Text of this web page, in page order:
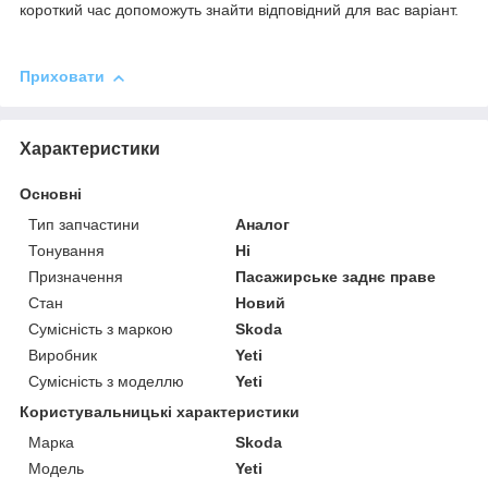
короткий час допоможуть знайти відповідний для вас варіант.
Приховати
Характеристики
Основні
Тип запчастини
Аналог
Тонування
Ні
Призначення
Пасажирське заднє праве
Стан
Новий
Сумісність з маркою
Skoda
Виробник
Yeti
Сумісність з моделлю
Yeti
Користувальницькі характеристики
Марка
Skoda
Модель
Yeti